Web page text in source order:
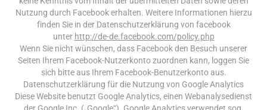
Nutzung durch Facebook erhalten. Weitere Informationen hierzu
finden Sie in der Datenschutzerklärung von facebook
unter http://de-de.facebook.com/policy.php
Wenn Sie nicht wünschen, dass Facebook den Besuch unserer
Seiten Ihrem Facebook-Nutzerkonto zuordnen kann, loggen Sie
sich bitte aus Ihrem Facebook-Benutzerkonto aus.
Datenschutzerklärung für die Nutzung von Google Analytics
Diese Website benutzt Google Analytics, einen Webanalysedienst